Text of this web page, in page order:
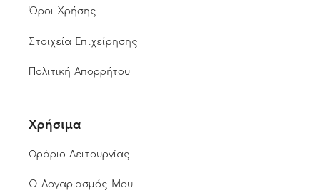
Όροι Χρήσης
Στοιχεία Επιχείρησης
Πολιτική Απορρήτου
Χρήσιμα
Ωράριο Λειτουργίας
Ο Λογαριασμός Μου